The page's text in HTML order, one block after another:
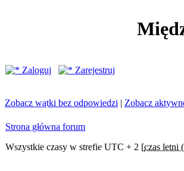
Zaloguj
Zarejestruj
Zobacz wątki bez odpowiedzi | Zobacz
Strona główna forum
Wszystkie czasy w strefie UTC + 2 [czas letni